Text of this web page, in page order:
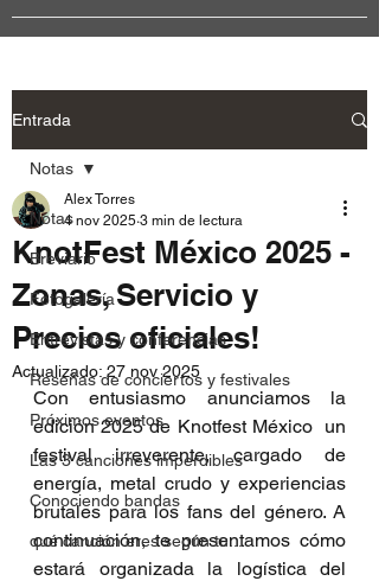
Entrada
Notas
Breviario
Fotogalería
Entrevistas y conferencias
Reseñas de conciertos y festivales
Próximos eventos
Las 3 canciones imperdibles
Conociendo bandas
qué canción eres según tu...
Notas
KnotFest México 2025 -
Zonas, Servicio y
Precios oficiales!
Alex Torres
4 nov 2025 3 min de lectura
Actualizado: 27 nov 2025
Con entusiasmo anunciamos la
edición 2025 de Knotfest México  un
festival irreverente, cargado de
energía, metal crudo y experiencias
brutales para los fans del género. A
continuación, te presentamos cómo
estará organizada la logística del